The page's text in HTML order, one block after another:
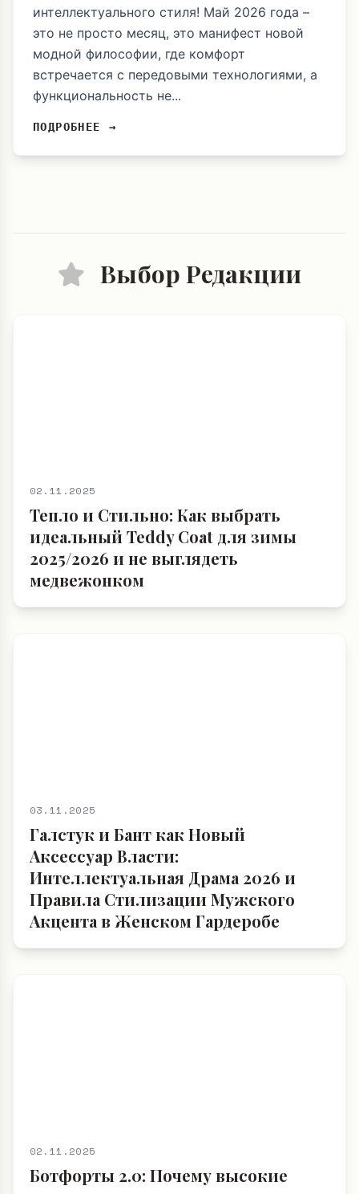
интеллектуального стиля! Май 2026 года –
это не просто месяц, это манифест новой
модной философии, где комфорт
встречается с передовыми технологиями, а
функциональность не...
ПОДРОБНЕЕ →
Выбор Редакции
02.11.2025
Тепло и Стильно: Как выбрать
идеальный Teddy Coat для зимы
2025/2026 и не выглядеть
медвежонком
03.11.2025
Галстук и Бант как Новый
Аксессуар Власти:
Интеллектуальная Драма 2026 и
Правила Стилизации Мужского
Акцента в Женском Гардеробе
02.11.2025
Ботфорты 2.0: Почему высокие